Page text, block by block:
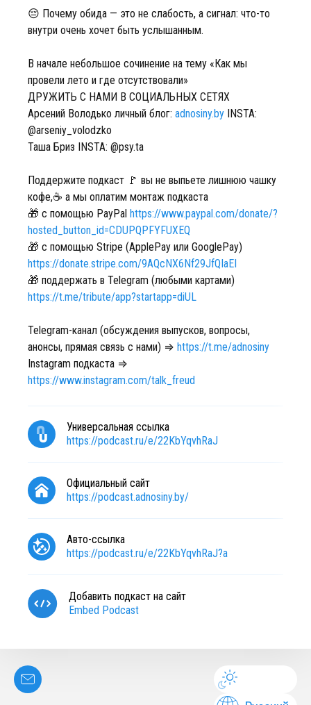
😔 Почему обида — это не слабость, а сигнал: что-то
внутри очень хочет быть услышанным.
В начале небольшое сочинение на тему «Как мы
провели лето и где отсутствовали»
ДРУЖИТЬ С НАМИ В СОЦИАЛЬНЫХ СЕТЯХ
Арсений Володько личный блог: adnosiny.by INSTA:
@arseniy_volodzko
Таша Бриз INSTA: @psy.ta
Поддержите подкаст 🚩 вы не выпьете лишнюю чашку
кофе,☕️ а мы оплатим монтаж подкаста
🎁 с помощью PayPal https://www.paypal.com/donate/?
hosted_button_id=CDUPQPFYFUXEQ
🎁 c помощью Stripe (ApplePay или GooglePay)
https://donate.stripe.com/9AQcNX6Nf29JfQIaEI
🎁 поддержать в Telegram (любыми картами)
https://t.me/tribute/app?startapp=diUL
Telegram-канал (обсуждения выпусков, вопросы,
анонсы, прямая связь с нами) ⇒ https://t.me/adnosiny
Instagram подкаста ⇒
https://www.instagram.com/talk_freud
Универсальная ссылка
https://podcast.ru/e/22KbYqvhRaJ
Официальный сайт
https://podcast.adnosiny.by/
Авто-ссылка
https://podcast.ru/e/22KbYqvhRaJ?a
Добавить подкаст на сайт
Embed Podcast